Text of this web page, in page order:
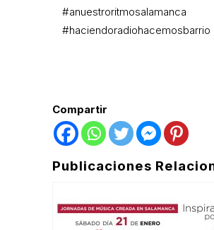
#anuestroritmosalamanca
#haciendoradiohacemosbarrio
Compartir
Publicaciones